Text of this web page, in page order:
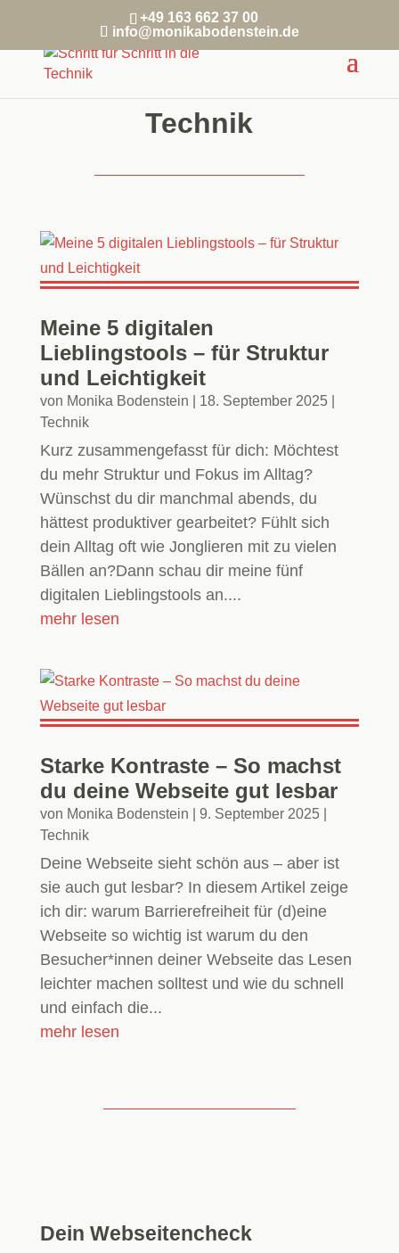
+49 163 662 37 00
info@monikabodenstein.de
Technik
Meine 5 digitalen
Lieblingstools – für Struktur
und Leichtigkeit
von Monika Bodenstein 18. September 2025|
Technik
Kurz zusammengefasst für dich: Möchtest
du mehr Struktur und Fokus im Alltag?
Wünschst du dir manchmal abends, du
hättest produktiver gearbeitet? Fühlt sich
dein Alltag oft wie Jonglieren mit zu vielen
Bällen an?Dann schau dir meine fünf
digitalen Lieblingstools an....
mehr lesen
Starke Kontraste – So machst
du deine Webseite gut lesbar
von Monika Bodenstein 9. September 2025|
Technik
Deine Webseite sieht schön aus – aber ist
sie auch gut lesbar? In diesem Artikel zeige
ich dir: warum Barrierefreiheit für (d)eine
Webseite so wichtig ist warum du den
Besucher*innen deiner Webseite das Lesen
leichter machen solltest und wie du schnell
und einfach die...
mehr lesen
Dein Webseitencheck